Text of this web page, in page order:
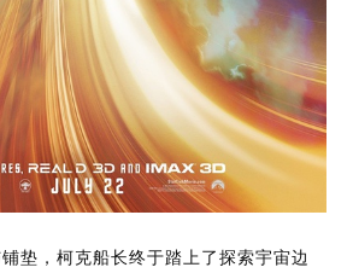
垫，柯克船长终于踏上了探索宇宙边